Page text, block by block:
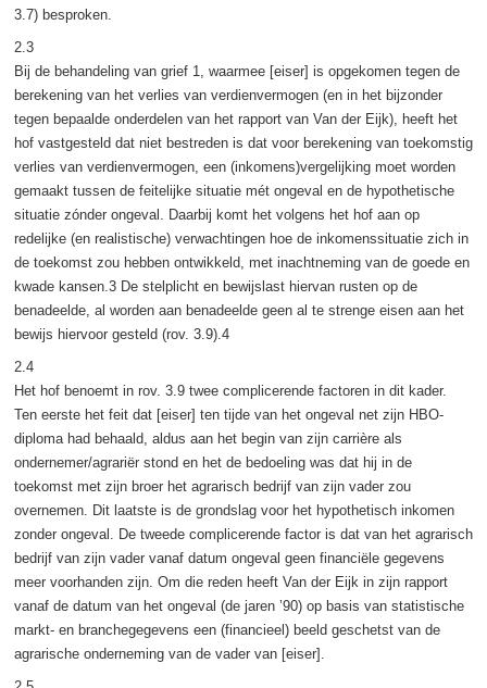
3.7) besproken.
2.3
Bij de behandeling van grief 1, waarmee [eiser] is opgekomen tegen de
berekening van het verlies van verdienvermogen (en in het bijzonder
tegen bepaalde onderdelen van het rapport van Van der Eijk), heeft het
hof vastgesteld dat niet bestreden is dat voor berekening van toekomstig
verlies van verdienvermogen, een (inkomens)vergelijking moet worden
gemaakt tussen de feitelijke situatie mét ongeval en de hypothetische
situatie zónder ongeval. Daarbij komt het volgens het hof aan op
redelijke (en realistische) verwachtingen hoe de inkomenssituatie zich in
de toekomst zou hebben ontwikkeld, met inachtneming van de goede en
kwade kansen.3 De stelplicht en bewijslast hiervan rusten op de
benadeelde, al worden aan benadeelde geen al te strenge eisen aan het
bewijs hiervoor gesteld (rov. 3.9).4
2.4
Het hof benoemt in rov. 3.9 twee complicerende factoren in dit kader.
Ten eerste het feit dat [eiser] ten tijde van het ongeval net zijn HBO-
diploma had behaald, aldus aan het begin van zijn carrière als
ondernemer/agrariër stond en het de bedoeling was dat hij in de
toekomst met zijn broer het agrarisch bedrijf van zijn vader zou
overnemen. Dit laatste is de grondslag voor het hypothetisch inkomen
zonder ongeval. De tweede complicerende factor is dat van het agrarisch
bedrijf van zijn vader vanaf datum ongeval geen financiële gegevens
meer voorhanden zijn. Om die reden heeft Van der Eijk in zijn rapport
vanaf de datum van het ongeval (de jaren ’90) op basis van statistische
markt- en branchegegevens een (financieel) beeld geschetst van de
agrarische onderneming van de vader van [eiser].